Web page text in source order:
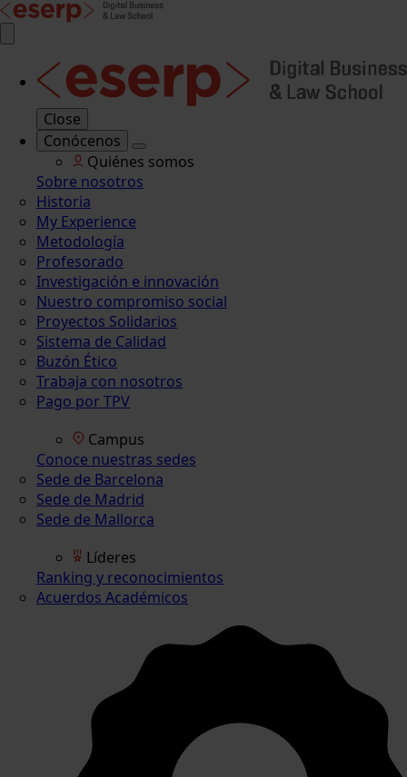
Close
Conócenos
Quiénes somos
Sobre nosotros
Historia
My Experience
Metodología
Profesorado
Investigación e innovación
Nuestro compromiso social
Proyectos Solidarios
Sistema de Calidad
Buzón Ético
Trabaja con nosotros
Pago por TPV
Campus
Conoce nuestras sedes
Sede de Barcelona
Sede de Madrid
Sede de Mallorca
Líderes
Ranking y reconocimientos
Acuerdos Académicos